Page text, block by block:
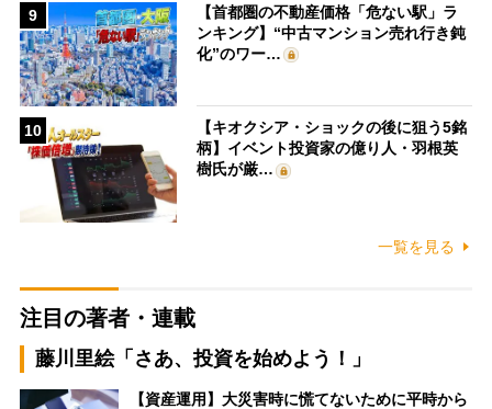
9
【首都圏の不動産価格「危ない駅」ラ
ンキング】“中古マンション売れ行き鈍
化”のワー…
10
【キオクシア・ショックの後に狙う5銘
柄】イベント投資家の億り人・羽根英
樹氏が厳…
一覧を見る
注目の著者・連載
藤川里絵「さあ、投資を始めよう！」
【資産運用】大災害時に慌てないために平時から